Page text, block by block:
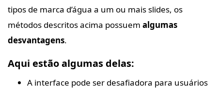
tipos de marca d’água a um ou mais slides, os
métodos descritos acima possuem algumas
desvantagens.
Aqui estão algumas delas:
A interface pode ser desafiadora para usuários